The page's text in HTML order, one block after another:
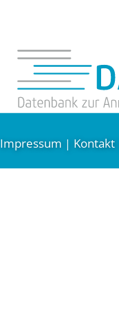
Impressum | Kontakt